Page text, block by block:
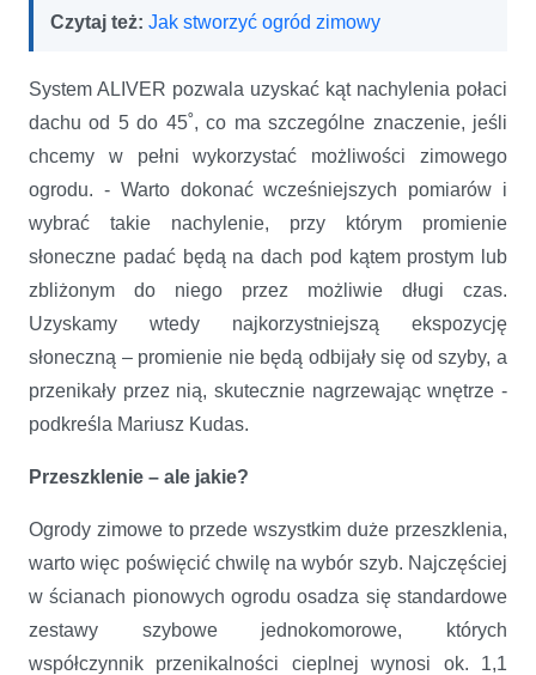
Czytaj też: Jak stworzyć ogród zimowy
System ALIVER pozwala uzyskać kąt nachylenia połaci
dachu od 5 do 45˚, co ma szczególne znaczenie, jeśli
chcemy w pełni wykorzystać możliwości zimowego
ogrodu. - Warto dokonać wcześniejszych pomiarów i
wybrać takie nachylenie, przy którym promienie
słoneczne padać będą na dach pod kątem prostym lub
zbliżonym do niego przez możliwie długi czas.
Uzyskamy wtedy najkorzystniejszą ekspozycję
słoneczną – promienie nie będą odbijały się od szyby, a
przenikały przez nią, skutecznie nagrzewając wnętrze -
podkreśla Mariusz Kudas.
Przeszklenie – ale jakie?
Ogrody zimowe to przede wszystkim duże przeszklenia,
warto więc poświęcić chwilę na wybór szyb. Najczęściej
w ścianach pionowych ogrodu osadza się standardowe
zestawy szybowe jednokomorowe, których
współczynnik przenikalności cieplnej wynosi ok. 1,1